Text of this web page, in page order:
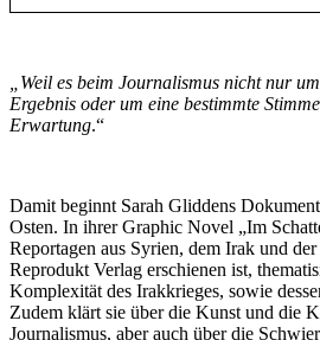
„Weil es beim Journalismus nicht nur
Ergebnis oder um eine bestimmte
Erwartung.“
Damit beginnt Sarah Gliddens
Osten. In ihrer Graphic Novel „Im
Reportagen aus Syrien, dem Irak und
Reprodukt Verlag erschienen ist,
Komplexität des Irakkrieges, sowie
Zudem klärt sie über die Kunst und die
Journalismus, aber auch über die